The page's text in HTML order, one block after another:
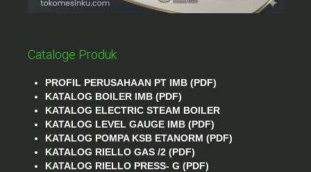
Cataloge Produk
PROFIL PERUSAHAAN PT IMB (PDF)
KATALOG BOILER IMB (PDF)
KATALOG ELECTRIC STEAM BOILER
KATALOG LEVEL GAUGE IMB (PDF)
KATALOG POMPA KSB ETANORM (PDF)
KATALOG RIELLO GAS /2 (PDF)
KATALOG RIELLO PRESS- G (PDF)